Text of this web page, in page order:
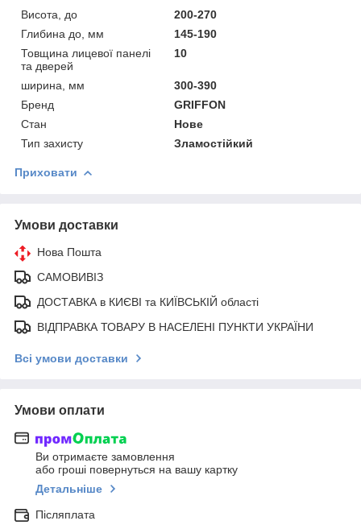
Висота, до
200-270
Глибина до, мм
145-190
Товщина лицевої панелі
та дверей
10
ширина, мм
300-390
Бренд
GRIFFON
Стан
Нове
Тип захисту
Зламостійкий
Приховати
Умови доставки
Нова Пошта
САМОВИВІЗ
ДОСТАВКА в КИЄВІ та КИЇВСЬКІЙ області
ВІДПРАВКА ТОВАРУ В НАСЕЛЕНІ ПУНКТИ УКРАЇНИ
Всі умови доставки
Умови оплати
Ви отримаєте замовлення
або гроші повернуться на вашу картку
Детальніше
Післяплата